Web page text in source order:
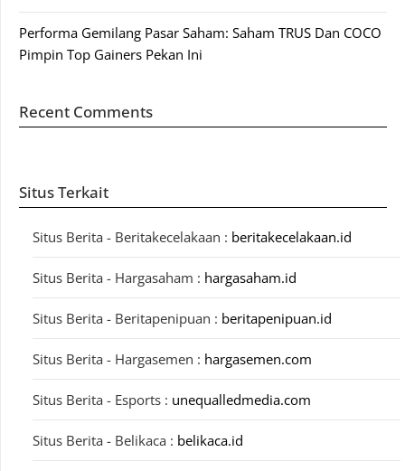
Performa Gemilang Pasar Saham: Saham TRUS Dan COCO
Pimpin Top Gainers Pekan Ini
Recent Comments
Situs Terkait
Situs Berita - Beritakecelakaan : beritakecelakaan.id
Situs Berita - Hargasaham : hargasaham.id
Situs Berita - Beritapenipuan : beritapenipuan.id
Situs Berita - Hargasemen : hargasemen.com
Situs Berita - Esports : unequalledmedia.com
Situs Berita - Belikaca : belikaca.id